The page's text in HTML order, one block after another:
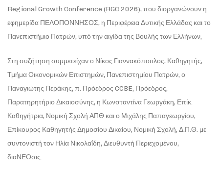
Regional Growth Conference (RGC 2026), που διοργανώνουν η
εφημερίδα ΠΕΛΟΠΟΝΝΗΣΟΣ, η Περιφέρεια Δυτικής Ελλάδας και το
Πανεπιστήμιο Πατρών, υπό την αιγίδα της Βουλής των Ελλήνων,
Στη συζήτηση συμμετείχαν ο Νίκος Γιαννακόπουλος, Καθηγητής,
Τμήμα Οικονομικών Επιστημών, Πανεπιστημίου Πατρών, ο
Παναγιώτης Περάκης, π. Πρόεδρος CCBE, Πρόεδρος,
Παρατηρητήριο Δικαιοσύνης, η Κωνσταντίνα Γεωργάκη, Επίκ.
Καθηγήτρια, Νομική Σχολή ΑΠΘ και ο Μιχάλης Παπαγεωργίου,
Επίκουρος Καθηγητής Δημοσίου Δικαίου, Νομική Σχολή, Δ.Π.Θ. με
συντονιστή τον Ηλία Νικολαΐδη, Διευθυντή Περιεχομένου,
διαΝΕΟσις.